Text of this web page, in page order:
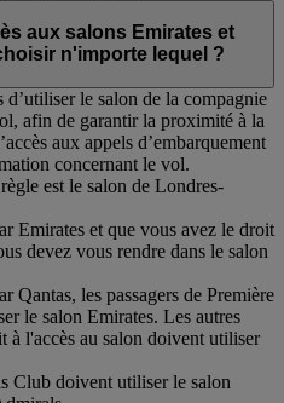
aux salons Emirates et
n'importe lequel ?
le salon de la compagnie
afin de garantir la proximité à la
aux appels d’embarquement
concernant le vol.
est le salon de Londres-
Emirates et que vous avez le droit
devez vous rendre dans le salon
Qantas, les passagers de Première
le salon Emirates. Les autres
à l'accès au salon doivent utiliser
Club doivent utiliser le salon